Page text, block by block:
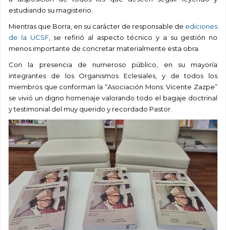
estudiando su magisterio.
Mientras que Borra, en su carácter de responsable de ediciones
de la UCSF, se refirió al aspecto técnico y a su gestión no
menos importante de concretar materialmente esta obra.
Con la presencia de numeroso público, en su mayoría
integrantes de los Organismos Eclesiales, y de todos los
miembros que conforman la “Asociación Mons. Vicente Zazpe”
se vivió un digno homenaje valorando todo el bagaje doctrinal
y testimonial del muy querido y recordado Pastor.